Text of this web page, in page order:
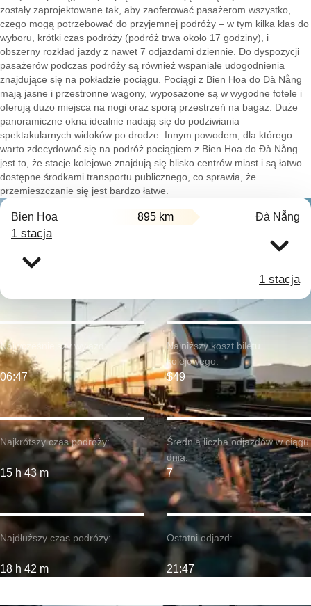
zostały zaprojektowane tak, aby zaoferować pasażerom wszystko,
czego mogą potrzebować do przyjemnej podróży – w tym kilka klas do
wyboru, krótki czas podróży (podróż trwa około 17 godziny), i
obszerny rozkład jazdy z nawet 7 odjazdami dziennie. Do dyspozycji
pasażerów podczas podróży są również wspaniałe udogodnienia
znajdujące się na pokładzie pociągu. Pociągi z Bien Hoa do Đà Nẵng
mają jasne i przestronne wagony, wyposażone są w wygodne fotele i
oferują dużo miejsca na nogi oraz sporą przestrzeń na bagaż. Duże
panoramiczne okna idealnie nadają się do podziwiania
spektakularnych widoków po drodze. Innym powodem, dla którego
warto zdecydować się na podróż pociągiem z Bien Hoa do Đà Nẵng
jest to, że stacje kolejowe znajdują się blisko centrów miast i są łatwo
dostępne środkami transportu publicznego, co sprawia, że
przemieszczanie się jest bardzo łatwe.
Bien Hoa 895 km Đà Nẵng
1 stacja
1 stacja
Najkrótszy czas podróży:
15 h 43 m
Najwcześniejszy wyjazd:
06:47
Najdłuższy czas podróży:
18 h 42 m
Najniższy koszt biletu
kolejowego:
$49
Średnia liczba odjazdów w ciągu
dnia:
7
Ostatni odjazd:
21:47